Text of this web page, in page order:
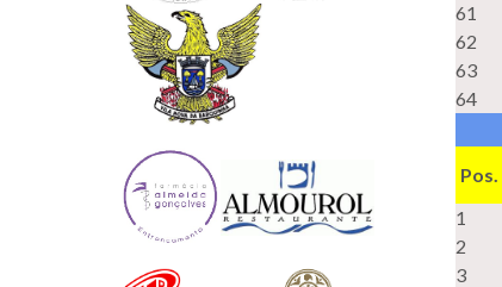
61
62
63
64
Pos.
1
2
3